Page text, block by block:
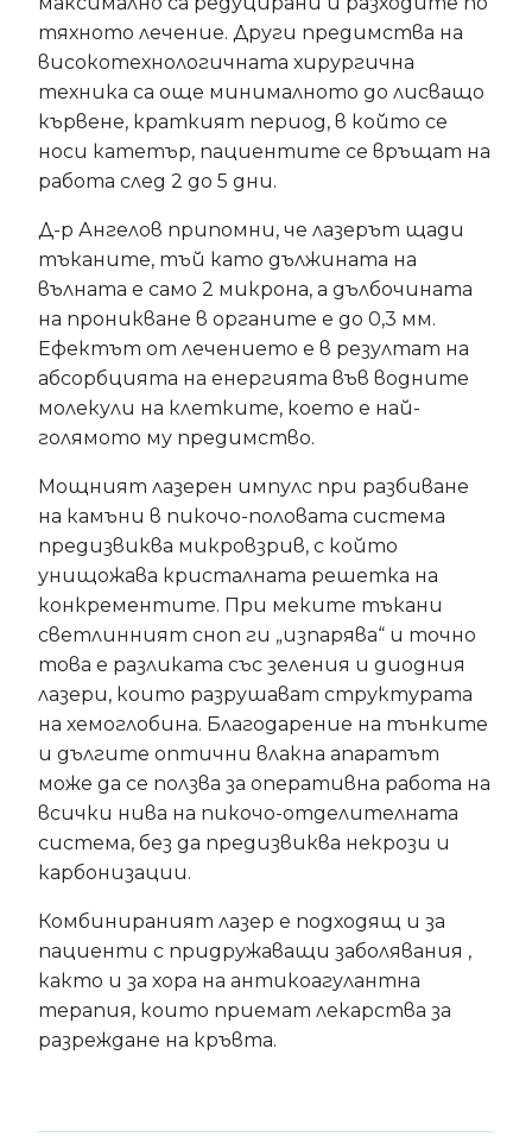
тяхното лечение. Други предимства на
високотехнологичната хирургична
техника са още минималното до лисващо
кървене, краткият период, в който се
носи катетър, пациентите се връщат на
работа след 2 до 5 дни.
Д-р Ангелов припомни, че лазерът щади
тъканите, тъй като дължината на
вълната е само 2 микрона, а дълбочината
на проникване в органите е до 0,3 мм.
Ефектът от лечението е в резултат на
абсорбцията на енергията във водните
молекули на клетките, което е най-
голямото му предимство.
Мощният лазерен импулс при разбиване
на камъни в пикочо-половата система
предизвиква микровзрив, с който
унищожава кристалната решетка на
конкрементите. При меките тъкани
светлинният сноп ги „изпарява“ и точно
това е разликата със зеления и диодния
лазери, които разрушават структурата
на хемоглобина. Благодарение на тънките
и дългите оптични влакна апаратът
може да се ползва за оперативна работа на
всички нива на пикочо-отделителната
система, без да предизвиква некрози и
карбонизации.
Комбинираният лазер е подходящ и за
пациенти с придружаващи заболявания ,
както и за хора на антикоагулантна
терапия, които приемат лекарства за
разреждане на кръвта.